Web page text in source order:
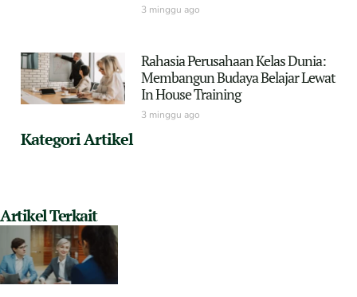
3 minggu ago
Rahasia Perusahaan Kelas Dunia:
Membangun Budaya Belajar Lewat
In House Training
3 minggu ago
Kategori Artikel
Artikel Terkait